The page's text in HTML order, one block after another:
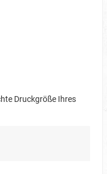
Druckgröße Ihres